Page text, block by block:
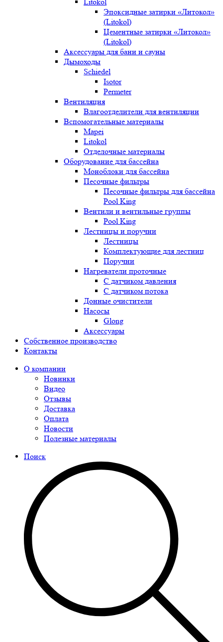
Эпоксидные затирки «Литокол»
(Litokol)
Цементные затирки «Литокол»
(Litokol)
Аксессуары для бани и сауны
Дымоходы
Schiedel
Isotor
Permeter
Вентиляция
Влагоотделители для вентиляции
Вспомогательные материалы
Mapei
Litokol
Отделочные материалы
Оборудование для бассейна
Моноблоки для бассейна
Песочные фильтры
Песочные фильтры для бассейна
Pool King
Вентили и вентильные группы
Pool King
Лестницы и поручни
Лестницы
Комплектующие для лестниц
Поручни
Нагреватели проточные
С датчиком давления
С датчиком потока
Донные очистители
Насосы
Glong
Аксессуары
Собственное производство
Контакты
О компании
Новинки
Видео
Отзывы
Доставка
Оплата
Новости
Полезные материалы
Поиск